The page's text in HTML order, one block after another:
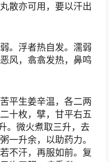
散亦可用，要以汗出
。浮者热自发。濡弱
风，翕翕发热，鼻鸣
平生姜辛温，各二两
十枚，擘，甘平右五
。微火煮取三升，去
一升余，以助药力。
不汗，再服如前。复